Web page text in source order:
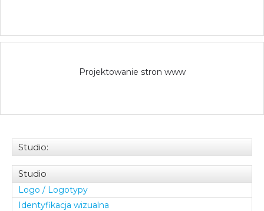
Projektowanie stron www
Studio:
Studio
Logo / Logotypy
Identyfikacja wizualna